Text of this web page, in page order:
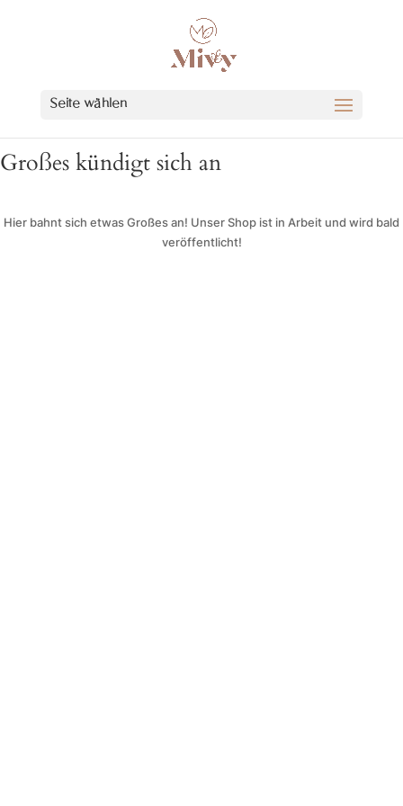
Seite wählen
Großes kündigt sich an
Hier bahnt sich etwas Großes an! Unser Shop ist in Arbeit und wird bald
veröffentlicht!